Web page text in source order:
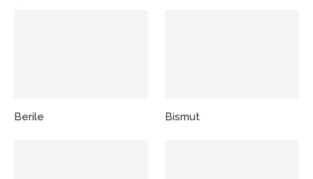
Berile Bismut